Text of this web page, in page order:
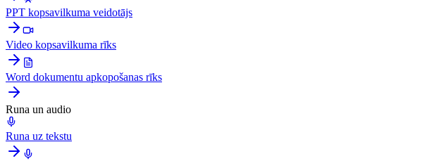
PPT kopsavilkuma veidotājs
Video kopsavilkuma rīks
Word dokumentu apkopošanas rīks
Runa un audio
Runa uz tekstu